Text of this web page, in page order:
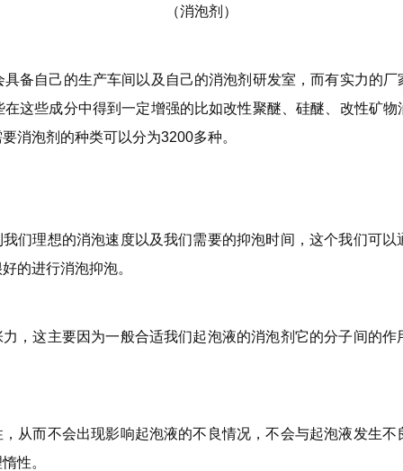
（消泡剂）
备自己的生产车间以及自己的消泡剂研发室，而有实力的
这些成分中得到一定增强的比如改性聚醚、硅醚、改性矿
消泡剂的种类可以分为3200多种。
们理想的消泡速度以及我们需要的抑泡时间，这个我们可
的进行消泡抑泡。
，这主要因为一般合适我们起泡液的消泡剂它的分子间的
从而不会出现影响起泡液的不良情况，不会与起泡液发生
性。